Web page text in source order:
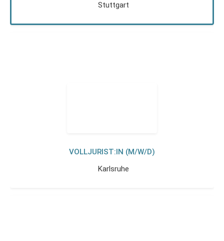
Stuttgart
VOLLJURIST:IN (M/W/D)
Karlsruhe